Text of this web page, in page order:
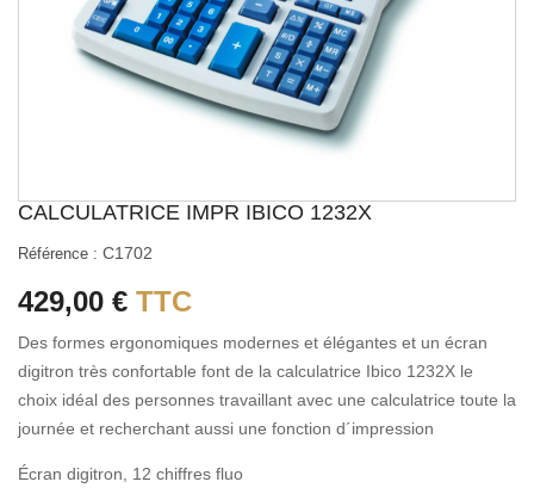
CALCULATRICE IMPR IBICO 1232X
Référence : C1702
429,00 € TTC
Des formes ergonomiques modernes et élégantes et un écran
digitron très confortable font de la calculatrice Ibico 1232X le
choix idéal des personnes travaillant avec une calculatrice toute la
journée et recherchant aussi une fonction d´impression
Écran digitron, 12 chiffres fluo